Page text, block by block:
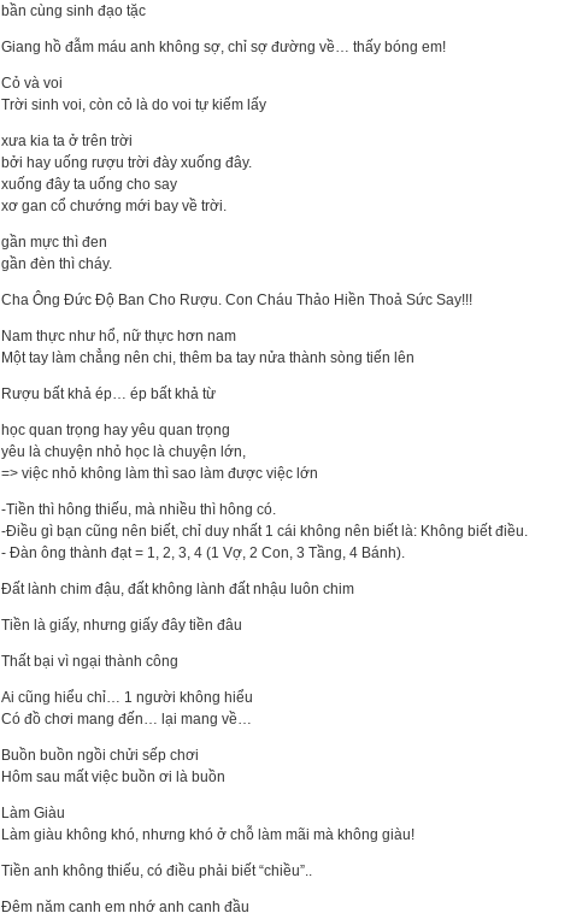
bần cùng sinh đạo tặc
Giang hồ đẫm máu anh không sợ, chỉ sợ đường về… thấy bóng em!
Cỏ và voi
Trời sinh voi, còn cỏ là do voi tự kiếm lấy
xưa kia ta ở trên trời
bởi hay uống rượu trời đày xuống đây.
xuống đây ta uống cho say
xơ gan cổ chướng mới bay về trời.
gần mực thì đen
gần đèn thì cháy.
Cha Ông Đức Độ Ban Cho Rượu. Con Cháu Thảo Hiền Thoả Sức Say!!!
Nam thực như hổ, nữ thực hơn nam
Một tay làm chẳng nên chi, thêm ba tay nửa thành sòng tiến lên
Rượu bất khả ép… ép bất khả từ
học quan trọng hay yêu quan trọng
yêu là chuyện nhỏ học là chuyện lớn,
=> việc nhỏ không làm thì sao làm được việc lớn
-Tiền thì hông thiếu, mà nhiều thì hông có.
-Điều gì bạn cũng nên biết, chỉ duy nhất 1 cái không nên biết là: Không biết điều.
- Đàn ông thành đạt = 1, 2, 3, 4 (1 Vợ, 2 Con, 3 Tầng, 4 Bánh).
Đất lành chim đậu, đất không lành đất nhậu luôn chim
Tiền là giấy, nhưng giấy đây tiền đâu
Thất bại vì ngại thành công
Ai cũng hiểu chỉ… 1 người không hiểu
Có đồ chơi mang đến… lại mang về…
Buồn buồn ngồi chửi sếp chơi
Hôm sau mất việc buồn ơi là buồn
Làm Giàu
Làm giàu không khó, nhưng khó ở chỗ làm mãi mà không giàu!
Tiền anh không thiếu, có điều phải biết “chiều”..
Đêm năm canh em nhớ anh canh đầu